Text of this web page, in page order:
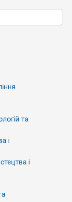
та
і
і